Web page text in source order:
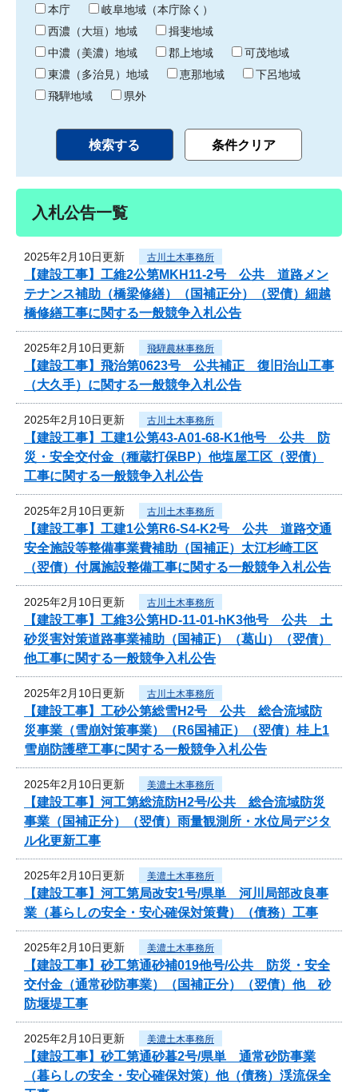
わ
り
本庁
岐阜地域（本庁除く）
西濃（大垣）地域
揖斐地域
中濃（美濃）地域
郡上地域
可茂地域
東濃（多治見）地域
恵那地域
下呂地域
飛騨地域
県外
入札公告一覧
2025年2月10日更新 古川土木事務所
【建設工事】工維2公第MKH11-2号 公共 道路メン
テナンス補助（橋梁修繕）（国補正分）（翌債）細越
橋修繕工事に関する一般競争入札公告
2025年2月10日更新 飛騨農林事務所
【建設工事】飛治第0623号 公共補正 復旧治山工事
（大久手）に関する一般競争入札公告
2025年2月10日更新 古川土木事務所
【建設工事】工建1公第43-A01-68-K1他号 公共 防
災・安全交付金（種蔵打保BP）他塩屋工区（翌債）
工事に関する一般競争入札公告
2025年2月10日更新 古川土木事務所
【建設工事】工建1公第R6-S4-K2号 公共 道路交通
安全施設等整備事業費補助（国補正）太江杉崎工区
（翌債）付属施設整備工事に関する一般競争入札公告
2025年2月10日更新 古川土木事務所
【建設工事】工維3公第HD-11-01-hK3他号 公共 土
砂災害対策道路事業補助（国補正）（葛山）（翌債）
他工事に関する一般競争入札公告
2025年2月10日更新 古川土木事務所
【建設工事】工砂公第総雪H2号 公共 総合流域防
災事業（雪崩対策事業）（R6国補正）（翌債）桂上1
雪崩防護壁工事に関する一般競争入札公告
2025年2月10日更新 美濃土木事務所
【建設工事】河工第総流防H2号/公共 総合流域防災
事業（国補正分）（翌債）雨量観測所・水位局デジタ
ル化更新工事
2025年2月10日更新 美濃土木事務所
【建設工事】河工第局改安1号/県単 河川局部改良事
業（暮らしの安全・安心確保対策費）（債務）工事
2025年2月10日更新 美濃土木事務所
【建設工事】砂工第通砂補019他号/公共 防災・安全
交付金（通常砂防事業）（国補正分）（翌債）他 砂
防堰堤工事
2025年2月10日更新 美濃土木事務所
【建設工事】砂工第通砂暮2号/県単 通常砂防事業
（暮らしの安全・安心確保対策）他（債務）渓流保全